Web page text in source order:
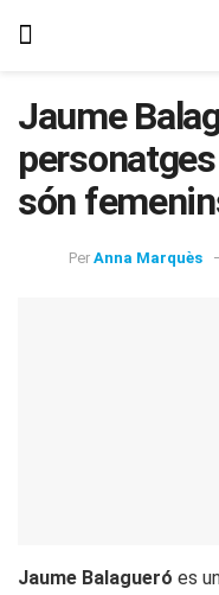
Jaume
són
Per Anna Marquès
Jaume Balagueró es